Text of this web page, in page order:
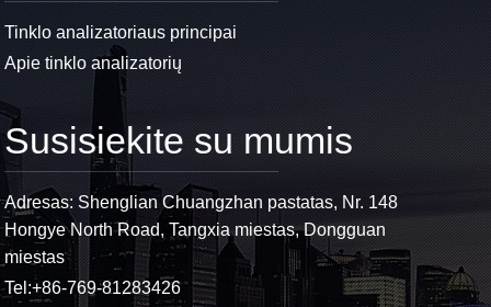
Tinklo analizatoriaus principai
Apie tinklo analizatorių
Susisiekite su mumis
Adresas: Shenglian Chuangzhan pastatas, Nr. 148
Hongye North Road, Tangxia miestas, Dongguan
miestas
Tel:+86-769-81283426